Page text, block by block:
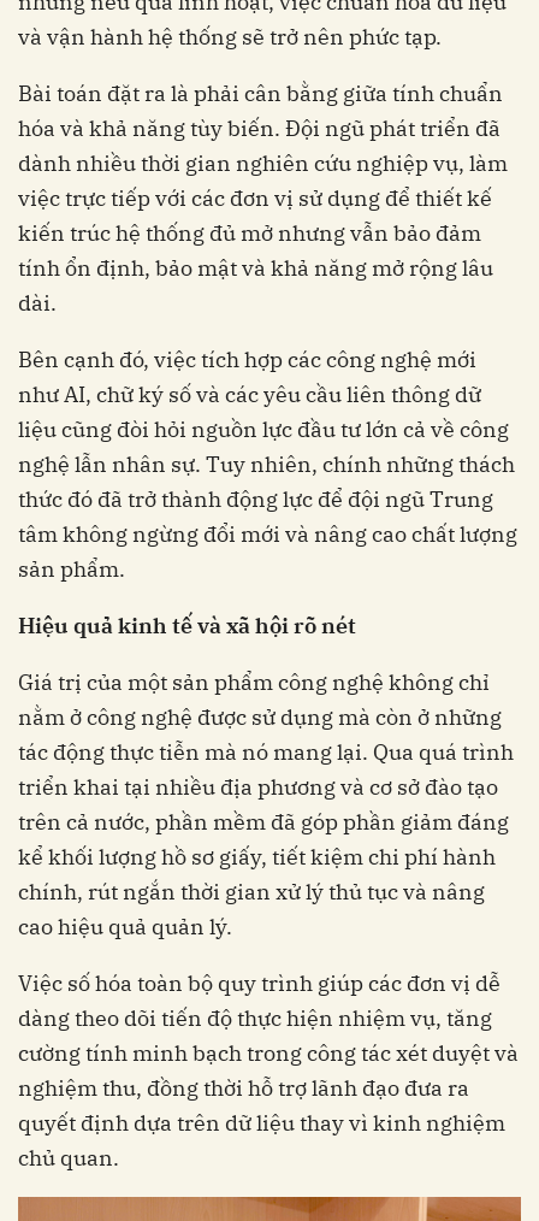
và vận hành hệ thống sẽ trở nên phức tạp.
Bài toán đặt ra là phải cân bằng giữa tính chuẩn
hóa và khả năng tùy biến. Đội ngũ phát triển đã
dành nhiều thời gian nghiên cứu nghiệp vụ, làm
việc trực tiếp với các đơn vị sử dụng để thiết kế
kiến trúc hệ thống đủ mở nhưng vẫn bảo đảm
tính ổn định, bảo mật và khả năng mở rộng lâu
dài.
Bên cạnh đó, việc tích hợp các công nghệ mới
như AI, chữ ký số và các yêu cầu liên thông dữ
liệu cũng đòi hỏi nguồn lực đầu tư lớn cả về công
nghệ lẫn nhân sự. Tuy nhiên, chính những thách
thức đó đã trở thành động lực để đội ngũ Trung
tâm không ngừng đổi mới và nâng cao chất lượng
sản phẩm.
Hiệu quả kinh tế và xã hội rõ nét
Giá trị của một sản phẩm công nghệ không chỉ
nằm ở công nghệ được sử dụng mà còn ở những
tác động thực tiễn mà nó mang lại. Qua quá trình
triển khai tại nhiều địa phương và cơ sở đào tạo
trên cả nước, phần mềm đã góp phần giảm đáng
kể khối lượng hồ sơ giấy, tiết kiệm chi phí hành
chính, rút ngắn thời gian xử lý thủ tục và nâng
cao hiệu quả quản lý.
Việc số hóa toàn bộ quy trình giúp các đơn vị dễ
dàng theo dõi tiến độ thực hiện nhiệm vụ, tăng
cường tính minh bạch trong công tác xét duyệt và
nghiệm thu, đồng thời hỗ trợ lãnh đạo đưa ra
quyết định dựa trên dữ liệu thay vì kinh nghiệm
chủ quan.